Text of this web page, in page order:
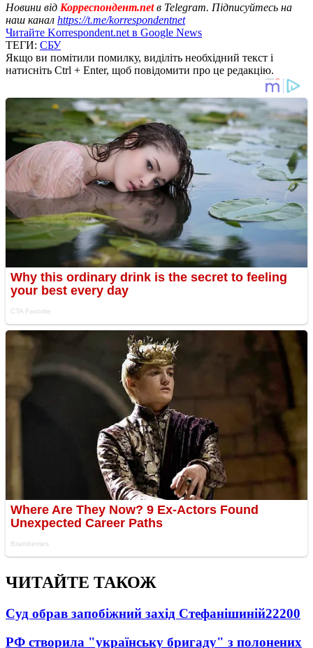
Новини від Корреспондент.netв Telegram. Підписуйтесь на
наш канал https://t.me/korrespondentnet
Читайте Korrespondent.net в Google News
ТЕГИ: СБУ
Якщо ви помітили помилку, виділіть необхідний текст і
натисніть Ctrl + Enter, щоб повідомити про це редакцію.
ЧИТАЙТЕ ТАКОЖ
Суд обрав запобіжний захід Стефанішиній22200
РФ створила "українську бригаду" з полонених